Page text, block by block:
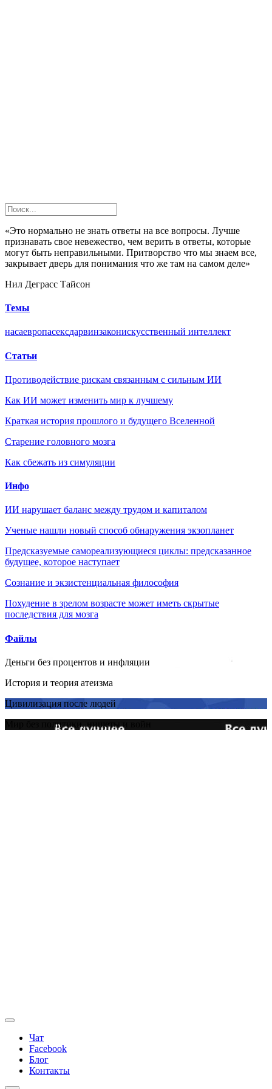
«Это нормально не знать ответы на все вопросы. Лучше
признавать свое невежество, чем верить в ответы, которые
могут быть неправильными. Притворство что мы знаем все,
закрывает дверь для понимания что же там на самом деле»
Нил Деграсс Тайсон
Темы
насаевропасексдарвинзаконискусственный интеллект
Статьи
Противодействие рискам связанным с сильным ИИ
Как ИИ может изменить мир к лучшему
Краткая история прошлого и будущего Вселенной
Старение головного мозга
Как сбежать из симуляции
Инфо
ИИ нарушает баланс между трудом и капиталом
Ученые нашли новый способ обнаружения экзопланет
Предсказуемые самореализующиеся циклы: предсказанное
будущее, которое наступает
Сознание и экзистенциальная философия
Похудение в зрелом возрасте может иметь скрытые
последствия для мозга
Файлы
Деньги без процентов и инфляции
История и теория атеизма
Цивилизация после людей
Мир без политики, нищеты и войн
Чат
Facebook
Блог
Контакты